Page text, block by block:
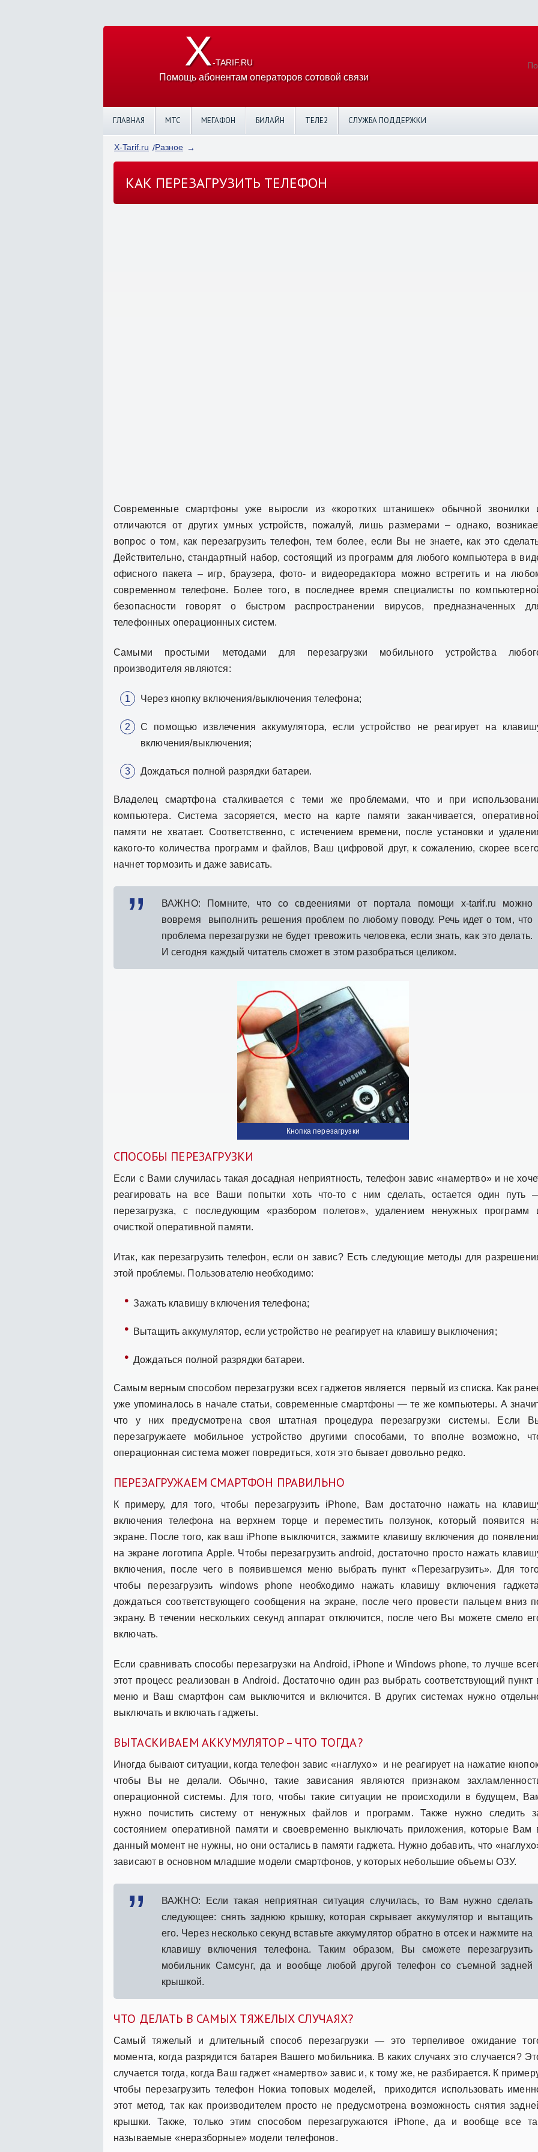
X-TARIF.RU
Помощь абонентам операторов сотовой связи
ГЛАВНАЯ МТС МЕГАФОН БИЛАЙН ТЕЛЕ2 СЛУЖБА ПОДДЕРЖКИ
X-Tarif.ru Разное
КАК ПЕРЕЗАГРУЗИТЬ ТЕЛЕФОН
Современные смартфоны уже выросли из «коротких штанишек» обычной звонилки
отличаются от других умных устройств, пожалуй, лишь размерами – однако,
вопрос о том, как перезагрузить телефон, тем более, если Вы не знаете, как это
Действительно, стандартный набор, состоящий из программ для любого компьютера в
офисного пакета – игр, браузера, фото- и видеоредактора можно встретить и на
современном телефоне. Более того, в последнее время специалисты по
безопасности говорят о быстром распространении вирусов, предназначенных
телефонных операционных систем.
Самыми простыми методами для перезагрузки мобильного устройства
производителя являются:
Через кнопку включения/выключения телефона;
С помощью извлечения аккумулятора, если устройство не реагирует на
включения/выключения;
Дождаться полной разрядки батареи.
Владелец смартфона сталкивается с теми же проблемами, что и при
компьютера. Система засоряется, место на карте памяти заканчивается,
памяти не хватает. Соответственно, с истечением времени, после установки и
какого-то количества программ и файлов, Ваш цифровой друг, к сожалению, скорее
начнет тормозить и даже зависать.
ВАЖНО: Помните, что со свдеениями от портала помощи x-tarif.ru можно
вовремя выполнить решения проблем по любому поводу. Речь идет о том, что
проблема перезагрузки не будет тревожить человека, если знать, как это делать.
И сегодня каждый читатель сможет в этом разобраться целиком.
Кнопка перезагрузки
СПОСОБЫ ПЕРЕЗАГРУЗКИ
Если с Вами случилась такая досадная неприятность, телефон завис «намертво» и не
реагировать на все Ваши попытки хоть что-то с ним сделать, остается один путь
перезагрузка, с последующим «разбором полетов», удалением ненужных программ
очисткой оперативной памяти.
Итак, как перезагрузить телефон, если он завис? Есть следующие методы для
этой проблемы. Пользователю необходимо:
Зажать клавишу включения телефона;
Вытащить аккумулятор, если устройство не реагирует на клавишу выключения;
Дождаться полной разрядки батареи.
Самым верным способом перезагрузки всех гаджетов является первый из списка. Как
уже упоминалось в начале статьи, современные смартфоны — те же компьютеры. А
что у них предусмотрена своя штатная процедура перезагрузки системы. Если
перезагружаете мобильное устройство другими способами, то вполне возможно,
операционная система может повредиться, хотя это бывает довольно редко.
ПЕРЕЗАГРУЖАЕМ СМАРТФОН ПРАВИЛЬНО
К примеру, для того, чтобы перезагрузить iPhone, Вам достаточно нажать на
включения телефона на верхнем торце и переместить ползунок, который появится
экране. После того, как ваш iPhone выключится, зажмите клавишу включения до
на экране логотипа Apple. Чтобы перезагрузить android, достаточно просто нажать
включения, после чего в появившемся меню выбрать пункт «Перезагрузить». Для
чтобы перезагрузить windows phone необходимо нажать клавишу включения
дождаться соответствующего сообщения на экране, после чего провести пальцем вниз
экрану. В течении нескольких секунд аппарат отключится, после чего Вы можете смело
включать.
Если сравнивать способы перезагрузки на Android, iPhone и Windows phone, то лучше
этот процесс реализован в Android. Достаточно один раз выбрать соответствующий пункт
меню и Ваш смартфон сам выключится и включится. В других системах нужно
выключать и включать гаджеты.
ВЫТАСКИВАЕМ АККУМУЛЯТОР – ЧТО ТОГДА?
Иногда бывают ситуации, когда телефон завис «наглухо» и не реагирует на нажатие
чтобы Вы не делали. Обычно, такие зависания являются признаком
операционной системы. Для того, чтобы такие ситуации не происходили в будущем,
нужно почистить систему от ненужных файлов и программ. Также нужно следить
состоянием оперативной памяти и своевременно выключать приложения, которые Вам
данный момент не нужны, но они остались в памяти гаджета. Нужно добавить, что
зависают в основном младшие модели смартфонов, у которых небольшие объемы ОЗУ.
ВАЖНО: Если такая неприятная ситуация случилась, то Вам нужно сделать
следующее: снять заднюю крышку, которая скрывает аккумулятор и вытащить
его. Через несколько секунд вставьте аккумулятор обратно в отсек и нажмите на
клавишу включения телефона. Таким образом, Вы сможете перезагрузить
мобильник Самсунг, да и вообще любой другой телефон со съемной задней
крышкой.
ЧТО ДЕЛАТЬ В САМЫХ ТЯЖЕЛЫХ СЛУЧАЯХ?
Самый тяжелый и длительный способ перезагрузки — это терпеливое ожидание
момента, когда разрядится батарея Вашего мобильника. В каких случаях это случается?
случается тогда, когда Ваш гаджет «намертво» завис и, к тому же, не разбирается. К
чтобы перезагрузить телефон Нокиа топовых моделей, приходится использовать
этот метод, так как производителем просто не предусмотрена возможность снятия
крышки. Также, только этим способом перезагружаются iPhone, да и вообще все
называемые «неразборные» модели телефонов.